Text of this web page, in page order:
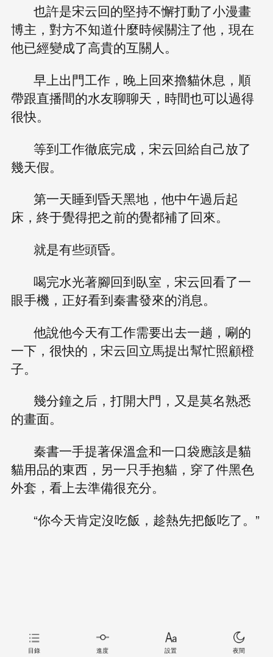
也許是宋云回的堅持不懈打動了小漫畫
博主，對方不知道什麼時候關注了他，現在
他已經變成了高貴的互關人。
早上出門工作，晚上回來擼貓休息，順
帶跟直播間的水友聊聊天，時間也可以過得
很快。
等到工作徹底完成，宋云回給自己放了
幾天假。
第一天睡到昏天黑地，他中午過后起
床，終于覺得把之前的覺都補了回來。
就是有些頭昏。
喝完水光著腳回到臥室，宋云回看了一
眼手機，正好看到秦書發來的消息。
他說他今天有工作需要出去一趟，唰的
一下，很快的，宋云回立馬提出幫忙照顧橙
子。
幾分鐘之后，打開大門，又是莫名熟悉
的畫面。
秦書一手提著保溫盒和一口袋應該是貓
貓用品的東西，另一只手抱貓，穿了件黑色
外套，看上去準備很充分。
“你今天肯定沒吃飯，趁熱先把飯吃了。”
目錄 進度 設置 夜間